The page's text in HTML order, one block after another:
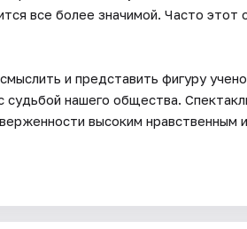
все более значимой. Часто этот
и представить фигуру
судьбой нашего общества.
высоким нравственным